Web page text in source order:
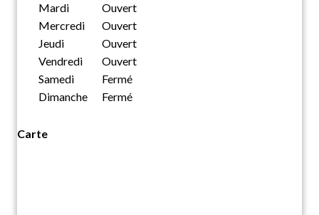
Mardi
Ouvert
Mercredi
Ouvert
Jeudi
Ouvert
Vendredi
Ouvert
Samedi
Fermé
Dimanche
Fermé
Carte